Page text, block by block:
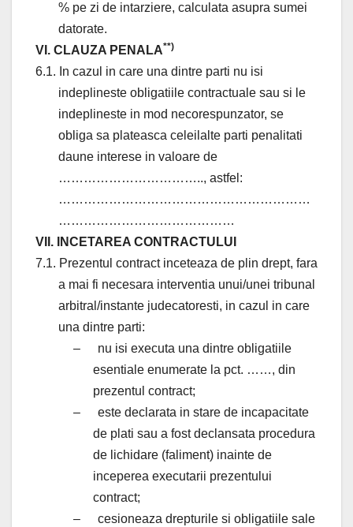
% pe zi de intarziere, calculata asupra sumei
datorate.
VI. CLAUZA PENALA**)
6.1. In cazul in care una dintre parti nu isi
indeplineste obligatiile contractuale sau si le
indeplineste in mod necorespunzator, se
obliga sa plateasca celeilalte parti penalitati
daune interese in valoare de
…………………………….., astfel:
……………………………………………………
……………………………………
VII. INCETAREA CONTRACTULUI
7.1. Prezentul contract inceteaza de plin drept, fara
a mai fi necesara interventia unui/unei tribunal
arbitral/instante judecatoresti, in cazul in care
una dintre parti:
–
nu isi executa una dintre obligatiile
esentiale enumerate la pct. ……, din
prezentul contract;
–
este declarata in stare de incapacitate
de plati sau a fost declansata procedura
de lichidare (faliment) inainte de
inceperea executarii prezentului
contract;
–
cesioneaza drepturile si obligatiile sale